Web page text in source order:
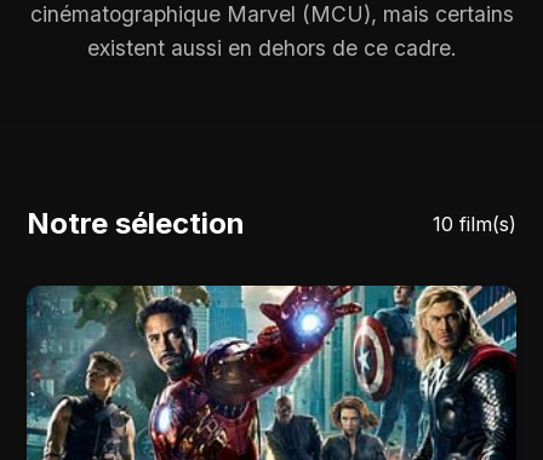
cinématographique Marvel (MCU), mais certains
existent aussi en dehors de ce cadre.
Notre sélection 10 film(s)